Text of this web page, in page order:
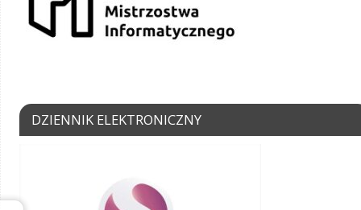
DZIENNIK ELEKTRONICZNY